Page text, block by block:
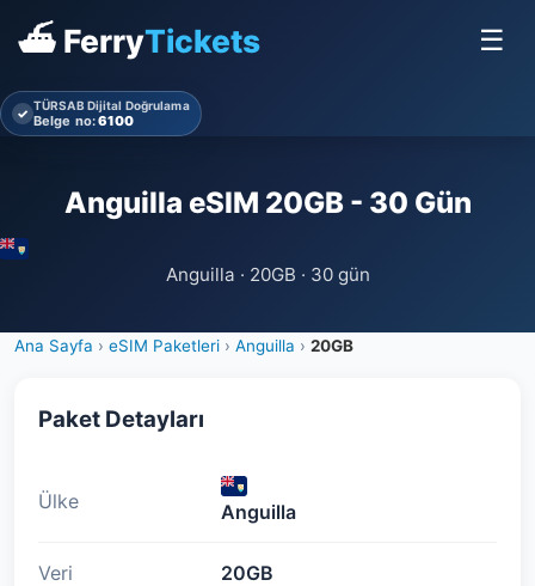
⛴ FerryTickets ☰
✓ TÜRSAB Dijital Doğrulama
Belge no:6100
Anguilla eSIM 20GB - 30 Gün
Anguilla · 20GB · 30 gün
Ana Sayfa › eSIM Paketleri › Anguilla › 20GB
Paket Detayları
Ülke Anguilla
Veri 20GB